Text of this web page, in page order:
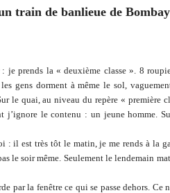
train de banlieue de Bombay
: je prends la « deuxième classe ». 8
gens dorment à même le sol,
le quai, au niveau du repère « première
j’ignore le contenu : un jeune homme.
: il est très tôt le matin, je me rends à la
le soir même. Seulement le lendemain
par la fenêtre ce qui se passe dehors. Ce